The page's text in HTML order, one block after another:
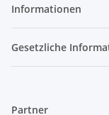
Informationen
Gesetzliche
Partner